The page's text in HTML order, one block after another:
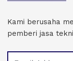
Kami berusaha
pemberi jasa